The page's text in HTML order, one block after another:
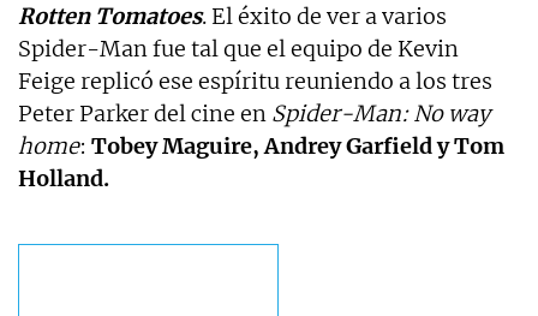
Rotten Tomatoes. El éxito de ver a varios
Spider-Man fue tal que el equipo de Kevin
Feige replicó ese espíritu reuniendo a los tres
Peter Parker del cine en Spider-Man: No way
home: Tobey Maguire, Andrey Garfield y Tom
Holland.